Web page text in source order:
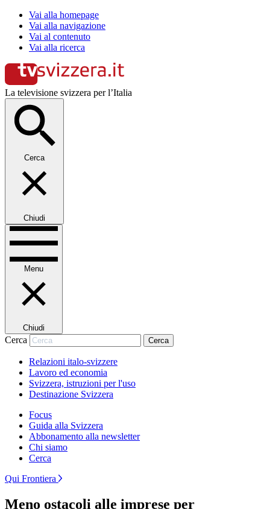
Vai alla homepage
Vai alla navigazione
Vai al contenuto
Vai alla ricerca
La televisione svizzera per l’Italia
Cerca
Chiudi
Menu
Chiudi
Cerca Cerca
Relazioni italo-svizzere
Lavoro ed economia
Svizzera, istruzioni per l'uso
Destinazione Svizzera
Focus
Guida alla Svizzera
Abbonamento alla newsletter
Chi siamo
Cerca
Qui Frontiera
Meno ostacoli alle imprese per